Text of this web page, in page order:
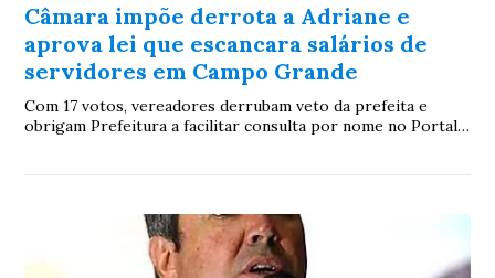
Câmara impõe derrota a Adriane e
aprova lei que escancara salários de
servidores em Campo Grande
Com 17 votos, vereadores derrubam veto da prefeita e
obrigam Prefeitura a facilitar consulta por nome no Portal